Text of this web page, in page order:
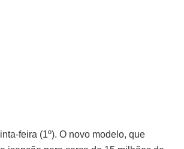
feira (1º). O novo modelo, que